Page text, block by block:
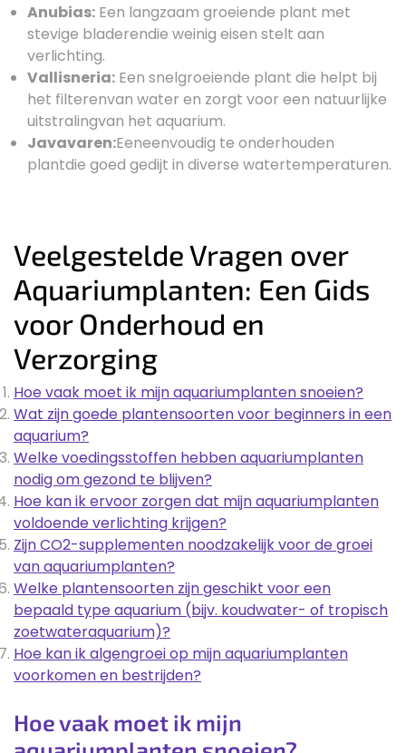
Anubias: Een langzaam groeiende plant met
stevige bladerendie weinig eisen stelt aan
verlichting.
Vallisneria: Een snelgroeiende plant die helpt bij
het filterenvan water en zorgt voor een natuurlijke
uitstralingvan het aquarium.
Javavaren:Eeneenvoudig te onderhouden
plantdie goed gedijt in diverse watertemperaturen.
Veelgestelde Vragen over
Aquariumplanten: Een Gids
voor Onderhoud en
Verzorging
Hoe vaak moet ik mijn aquariumplanten snoeien?
Wat zijn goede plantensoorten voor beginners in een
aquarium?
Welke voedingsstoffen hebben aquariumplanten
nodig om gezond te blijven?
Hoe kan ik ervoor zorgen dat mijn aquariumplanten
voldoende verlichting krijgen?
Zijn CO2-supplementen noodzakelijk voor de groei
van aquariumplanten?
Welke plantensoorten zijn geschikt voor een
bepaald type aquarium (bijv. koudwater- of tropisch
zoetwateraquarium)?
Hoe kan ik algengroei op mijn aquariumplanten
voorkomen en bestrijden?
Hoe vaak moet ik mijn